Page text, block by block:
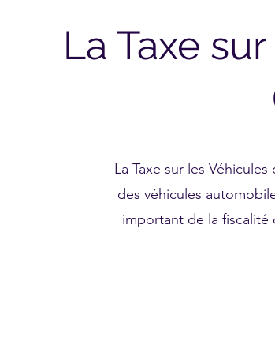
La Taxe
La Taxe sur les
des véhicules
important de la fiscalité